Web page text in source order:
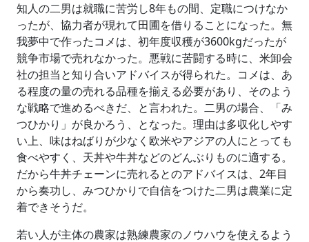
知人の二男は就職に苦労し8年もの間、定職につけなか
ったが、協力者が現れて田圃を借りることになった。無
我夢中で作ったコメは、初年度収穫が3600kgだったが
競争市場で売れなかった。悪戦に苦闘する時に、米卸会
社の担当と知り合いアドバイスが得られた。コメは、あ
る程度の量の売れる品種を揃える必要があり、そのよう
な戦略で進めるべきだ、と言われた。二男の場合、「み
つひかり」が良かろう、となった。理由は多収化しやす
い上、味はねばりが少なく欧米やアジアの人にとっても
食べやすく、天丼や牛丼などのどんぶりものに適する。
だから牛丼チェーンに売れるとのアドバイスは、2年目
から奏功し、みつひかりで自信をつけた二男は農業に定
着できそうだ。
若い人が主体の農家は熟練農家のノウハウを使えるよう